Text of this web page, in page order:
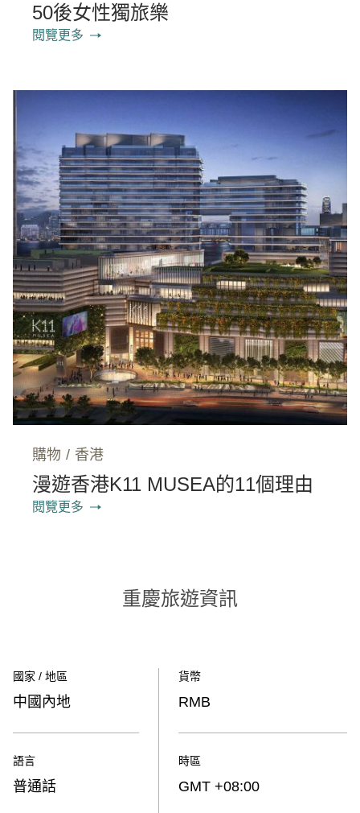
50後女性獨旅樂
閱覽更多
購物 / 香港
漫遊香港K11 MUSEA的11個理由
閱覽更多
重慶旅遊資訊
國家 / 地區
中國內地
語言
普通話
貨幣
RMB
時區
GMT +08:00